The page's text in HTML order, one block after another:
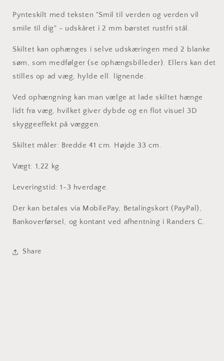
til
-
stål
41x33cm
til
-
stål
41x33cm
Pynteskilt med teksten "Smil til verden og verden vil
smile til dig" - udskåret i 2 mm børstet rustfri stål.
Skiltet kan ophænges i selve udskæringen med 2 blanke
søm, som medfølger (se ophængsbilleder). Ellers kan det
stilles op ad væg, hylde ell. lignende.
Ved ophængning kan man vælge at lade skiltet hænge
lidt fra væg, hvilket giver dybde og en flot visuel 3D
skyggeeffekt på væggen.
Skiltet måler: Bredde 41 cm. Højde 33 cm.
Vægt: 1,22 kg.
Leveringstid: 1-3 hverdage.
Der kan betales via MobilePay, Betalingskort (PayPal),
Bankoverførsel, og kontant ved afhentning i Randers C.
Share